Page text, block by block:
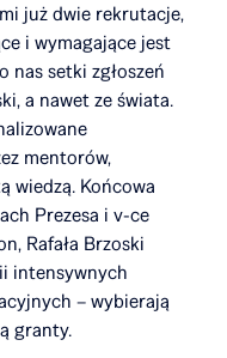
już dwie rekrutacje,
i wymagające jest
nas setki zgłoszeń
a nawet ze świata.
mentorów,
wiedzą. Końcowa
Prezesa i v-ce
Rafała Brzoski
intensywnych
– wybierają
granty.